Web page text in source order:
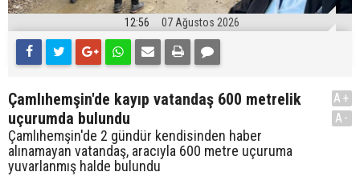
12:56 07 Ağustos 2026
Çamlıhemşin'de kayıp vatandaş 600 metrelik
uçurumda bulundu
Çamlıhemşin'de 2 gündür kendisinden haber
alınamayan vatandaş, aracıyla 600 metre uçuruma
yuvarlanmış halde bulundu
A+
A-